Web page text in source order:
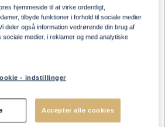
hjemmeside til at virke ordentligt,
tilbyde funktioner i forhold til sociale medier
deler også information vedrørende din brug af
medier, i reklamer og med analytiske
- indstillinger
Accepter alle cookies